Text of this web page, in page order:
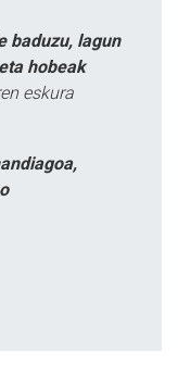
baduzu, lagun
hobeak
eskura